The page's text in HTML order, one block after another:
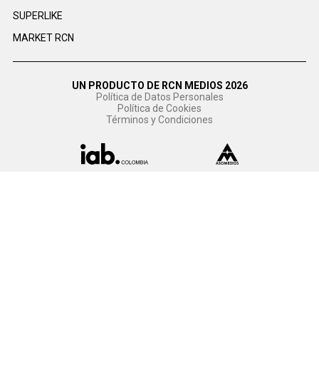
SUPERLIKE
MARKET RCN
UN PRODUCTO DE RCN MEDIOS 2026
Política de Datos Personales
Política de Cookies
Términos y Condiciones